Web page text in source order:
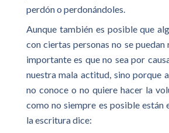
perdón o perdonándoles.
Aunque también es posible que
con ciertas personas no se puedan
importante es que no sea por
nuestra mala actitud, sino porque
no conoce o no quiere hacer la
como no siempre es posible están
la escritura dice: